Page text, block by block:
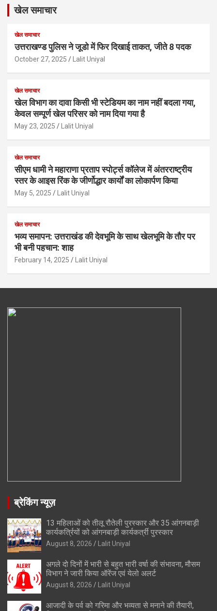
खेल समाचार
खेल समाचार
उत्तराखण्ड पुलिस ने जूडो में फिर दिखाई ताकत, जीते 8 पदक
October 27, 2025 Lalit Uniyal
खेल समाचार
खेल विभाग का दावा किसी भी स्टेडियम का नाम नहीं बदला गया,
केवल सम्पूर्ण खेल परिसर को नाम दिया गया है
May 23, 2025 Lalit Uniyal
खेल समाचार
सीएम धामी ने महाराणा प्रताप स्पोर्ट्स कॉलेज में अंतरराष्ट्रीय
स्तर के आइस रिंक के जीर्णोद्धार कार्यों का लोकार्पण किया
May 5, 2025 Lalit Uniyal
खेल समाचार
भव्य समापन: उत्तराखंड की देवभूमि के साथ खेलभूमि के तौर पर
भी बनी पहचान: शाह
February 14, 2025 Lalit Uniyal
ब्रेकिंग न्यूज़
13 महिलाओं को तीलू रौतेली पुरस्कार और 35 आंगनबाड़ी
कार्यकर्त्रियों को आंगनबाड़ी कार्यकर्त्री पुरस्कार
August 8, 2026 Lalit Uniyal
अगले दो दिनों में भारी से बहुत भारी वर्षा की संभावना, मौसम
विभाग ने जारी किया ऑरेंज एवं येलो अलर्ट
August 8, 2026 Lalit Uniyal
आजादी के पर्व को गरिमा और भव्यता से मनाने की तैयारी,